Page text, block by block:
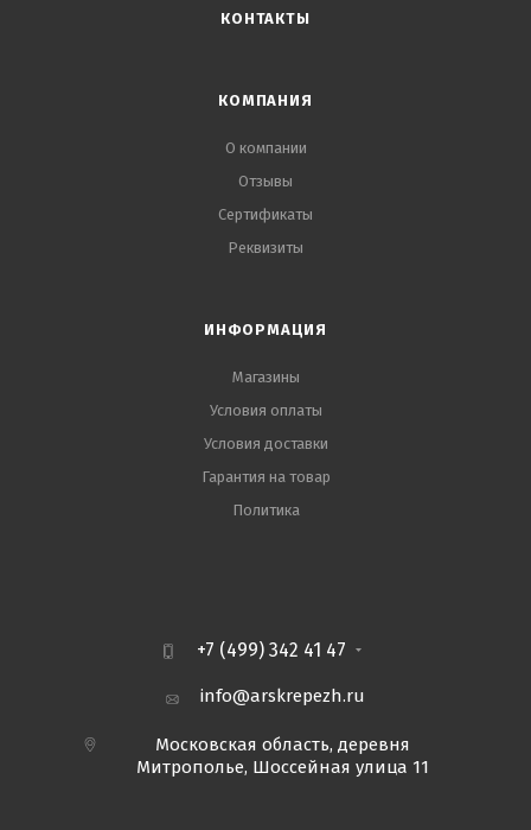
КОНТАКТЫ
КОМПАНИЯ
О компании
Отзывы
Сертификаты
Реквизиты
ИНФОРМАЦИЯ
Магазины
Условия оплаты
Условия доставки
Гарантия на товар
Политика
+7 (499) 342 41 47
info@arskrepezh.ru
Московская область, деревня
Митрополье, Шоссейная улица 11